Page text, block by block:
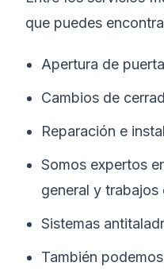
que puedes
Apertura de
Cambios de
Reparación e
Somos expertos
general y trabajos
Sistemas
También